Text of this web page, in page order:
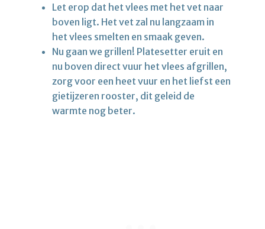
Let erop dat het vlees met het vet naar
boven ligt. Het vet zal nu langzaam in
het vlees smelten en smaak geven.
Nu gaan we grillen! Platesetter eruit en
nu boven direct vuur het vlees afgrillen,
zorg voor een heet vuur en het liefst een
gietijzeren rooster, dit geleid de
warmte nog beter.